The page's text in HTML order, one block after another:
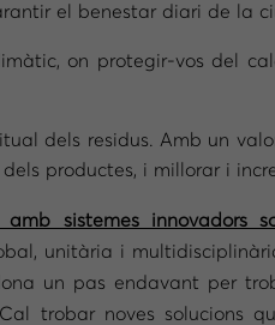
el benestar diari de la
on protegir-vos del
dels residus. Amb un
productes, i millorar i
sistemes innovadors
unitària i
un pas endavant per
trobar noves